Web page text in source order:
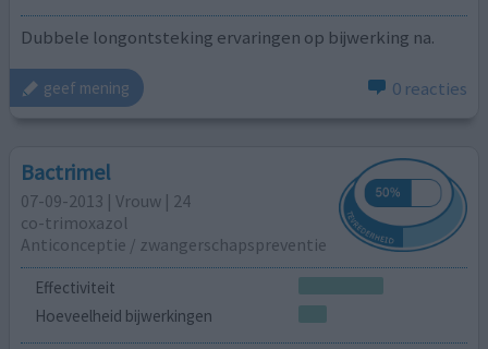
Dubbele longontsteking ervaringen op bijwerking na.
geef mening 0 reacties
Bactrimel
07-09-2013 | Vrouw | 24
co-trimoxazol
Anticonceptie / zwangerschapspreventie
Effectiviteit
Hoeveelheid bijwerkingen